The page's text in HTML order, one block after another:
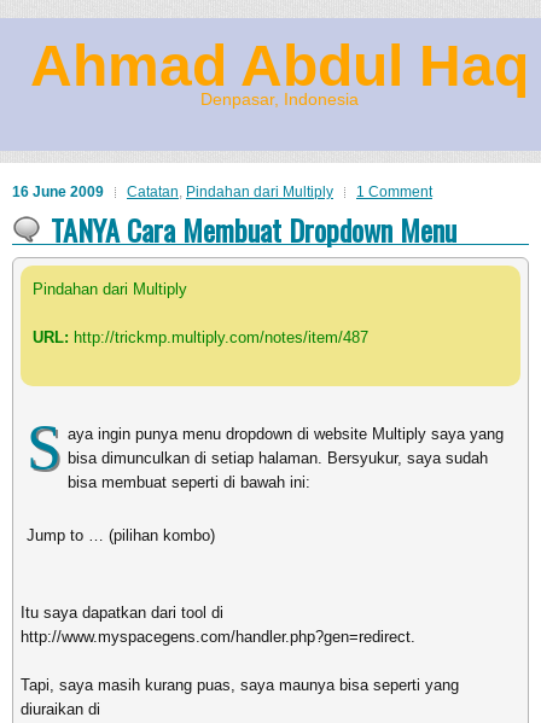
Ahmad Abdul Haq
Denpasar, Indonesia
16 June 2009 Catatan, Pindahan dari Multiply 1 Comment
TANYA Cara Membuat Dropdown Menu
Pindahan dari Multiply
URL: http://trickmp.multiply.com/notes/item/487
S aya ingin punya menu dropdown di website Multiply saya yang
bisa dimunculkan di setiap halaman. Bersyukur, saya sudah
bisa membuat seperti di bawah ini:
Jump to … (pilihan kombo)
Itu saya dapatkan dari tool di
http://www.myspacegens.com/handler.php?gen=redirect.
Tapi, saya masih kurang puas, saya maunya bisa seperti yang
diuraikan di